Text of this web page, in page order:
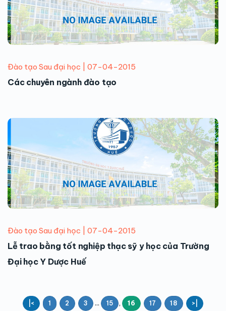
Đào tạo Sau đại học | 07-04-2015
Các chuyên ngành đào tạo
Đào tạo Sau đại học | 07-04-2015
Lễ trao bằng tốt nghiệp thạc sỹ y học của Trường
Đại học Y Dược Huế
|< 1 2 3 ... 15 , 16 17 18 >|